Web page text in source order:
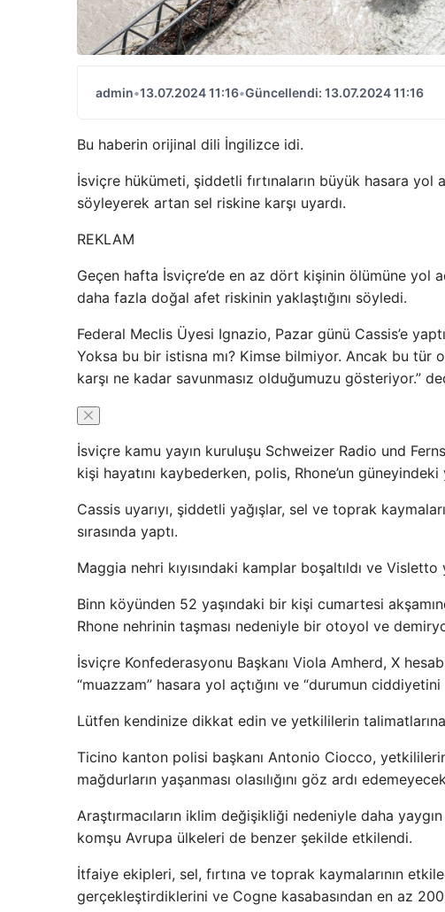
admin•13.07.2024 11:16•Güncellendi: 13.07.2024 11:16
Bu haberin orijinal dili İngilizce idi.
İsviçre hükümeti, şiddetli fırtınaların büyük hasara yol
söyleyerek artan sel riskine karşı uyardı.
REKLAM
Geçen hafta İsviçre’de en az dört kişinin ölümüne yol
daha fazla doğal afet riskinin yaklaştığını söyledi.
Federal Meclis Üyesi Ignazio, Pazar günü Cassis’e
Yoksa bu bir istisna mı? Kimse bilmiyor. Ancak bu tür
karşı ne kadar savunmasız olduğumuzu gösteriyor.”
İsviçre kamu yayın kuruluşu Schweizer Radio und
kişi hayatını kaybederken, polis, Rhone’un
Cassis uyarıyı, şiddetli yağışlar, sel ve toprak
sırasında yaptı.
Maggia nehri kıyısındaki kamplar boşaltıldı ve
Binn köyünden 52 yaşındaki bir kişi cumartesi
Rhone nehrinin taşması nedeniyle bir otoyol ve
İsviçre Konfederasyonu Başkanı Viola Amherd, X
“muazzam” hasara yol açtığını ve “durumun
Lütfen kendinize dikkat edin ve yetkililerin
Ticino kanton polisi başkanı Antonio Ciocco,
mağdurların yaşanması olasılığını göz ardı
Araştırmacıların iklim değişikliği nedeniyle daha
komşu Avrupa ülkeleri de benzer şekilde etkilendi.
İtfaiye ekipleri, sel, fırtına ve toprak kaymalarının
gerçekleştirdiklerini ve Cogne kasabasından en az